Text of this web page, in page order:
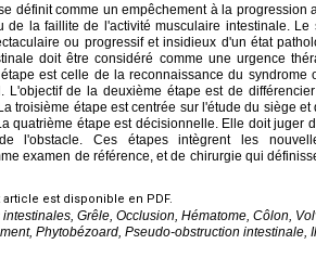
définit comme un empêchement à la progression
de la faillite de l'activité musculaire intestinale.
ou progressif et insidieux d'un état
doit être considéré comme une urgence
est celle de la reconnaissance du
L'objectif de la deuxième étape est de
troisième étape est centrée sur l'étude du siège
quatrième étape est décisionnelle. Elle doit juger
l'obstacle. Ces étapes intègrent les
examen de référence, et de chirurgie qui
est disponible en PDF.
Grêle, Occlusion, Hématome, Côlon,
Phytobézoard, Pseudo-obstruction intestinale,